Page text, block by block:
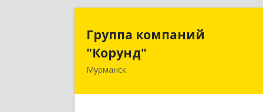
Группа компаний
"Корунд"
Мурманск
Группа компаний
183025, Мурманская обл, Мурманск г,